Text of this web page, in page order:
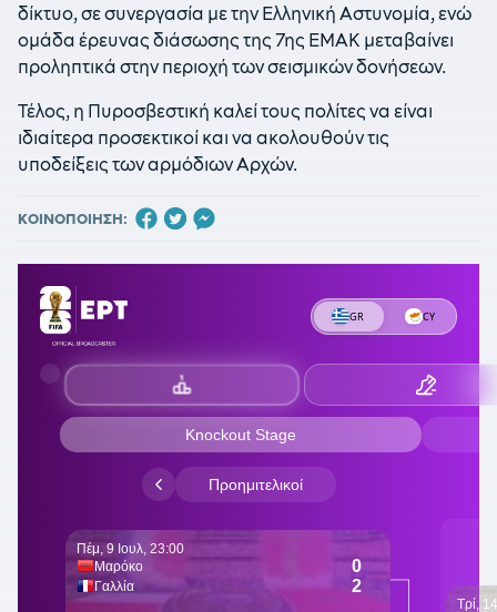
δίκτυο, σε συνεργασία με την Ελληνική Αστυνομία, ενώ
ομάδα έρευνας διάσωσης της 7ης ΕΜΑΚ μεταβαίνει
προληπτικά στην περιοχή των σεισμικών δονήσεων.
Τέλος, η Πυροσβεστική καλεί τους πολίτες να είναι
ιδιαίτερα προσεκτικοί και να ακολουθούν τις
υποδείξεις των αρμόδιων Αρχών.
ΚΟΙΝΟΠΟΙΗΣΗ: